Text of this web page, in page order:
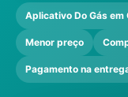
Aplicativo Do Gás
Menor preço
Pagamento na